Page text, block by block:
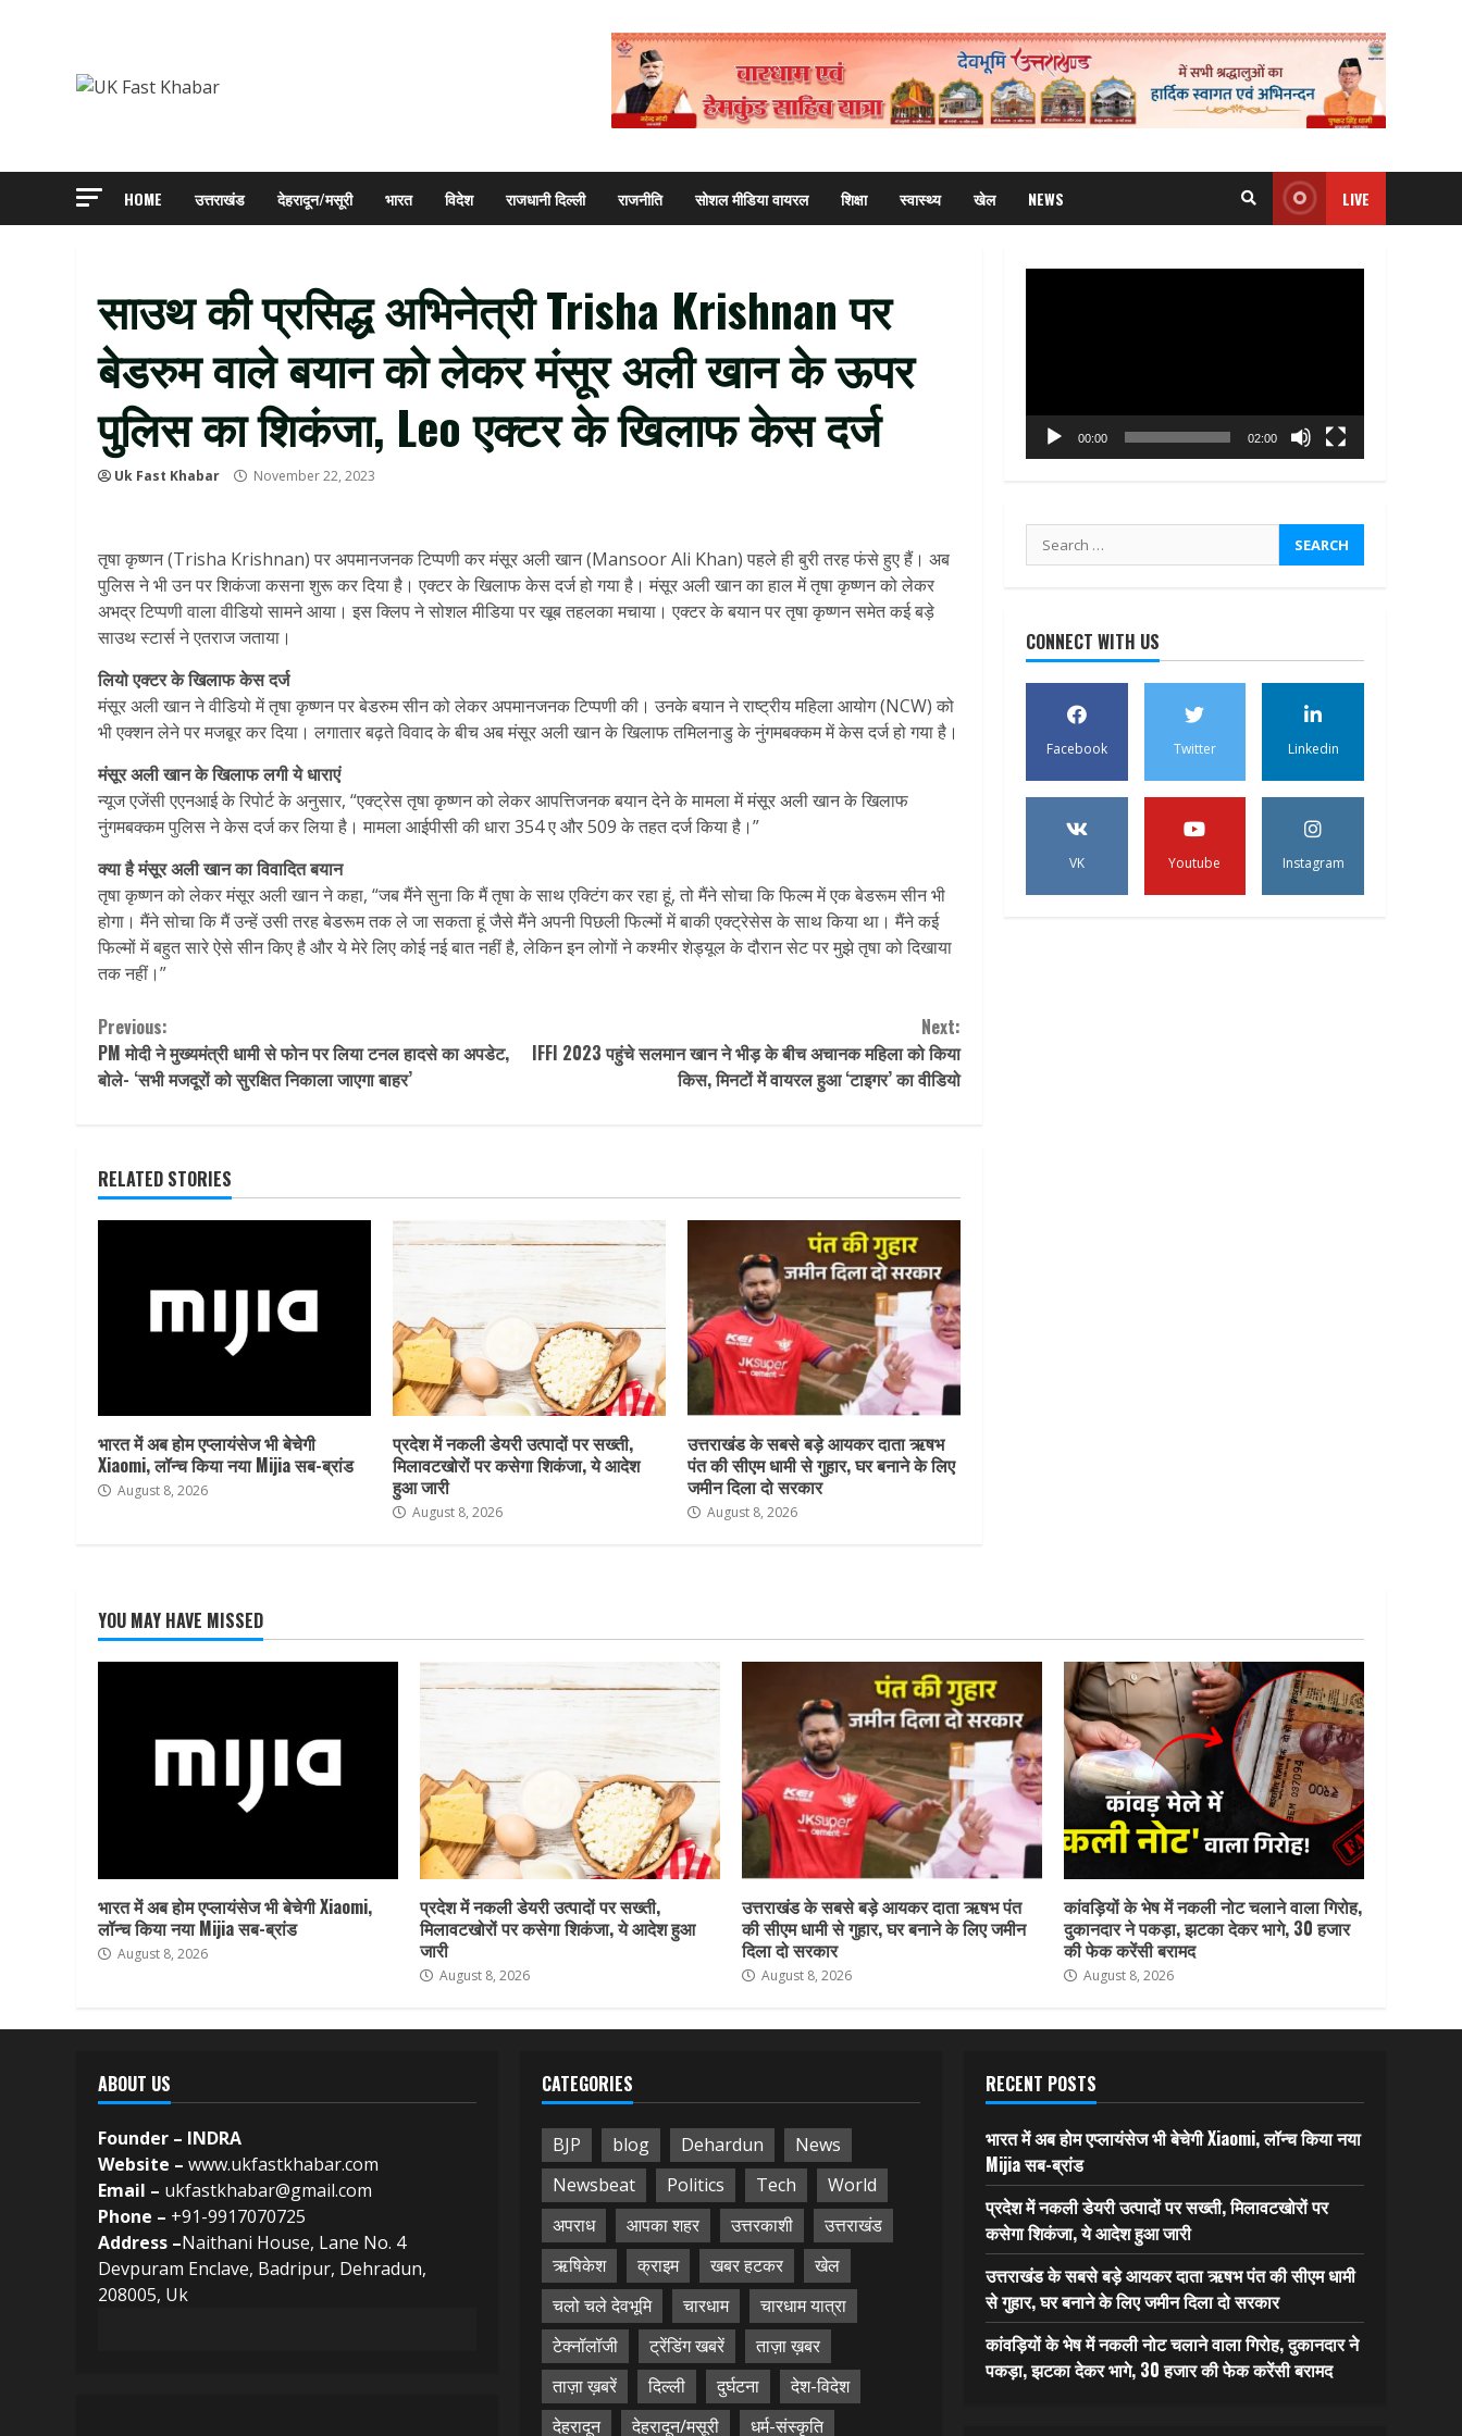
HOME उत्तराखंड देहरादून/मसूरी भारत विदेश राजधानी दिल्ली राजनीति सोशल मीडिया वायरल शिक्षा स्वास्थ्य खेल NEWS LIVE
साउथ की प्रसिद्ध अभिनेत्री Trisha Krishnan पर
बेडरुम वाले बयान को लेकर मंसूर अली खान के ऊपर
पुलिस का शिकंजा, Leo एक्टर के खिलाफ केस दर्ज
Uk Fast Khabar November 22, 2023
तृषा कृष्णन (Trisha Krishnan) पर अपमानजनक टिप्पणी कर मंसूर अली खान (Mansoor Ali Khan) पहले ही बुरी तरह फंसे हुए हैं। अब
पुलिस ने भी उन पर शिकंजा कसना शुरू कर दिया है। एक्टर के खिलाफ केस दर्ज हो गया है। मंसूर अली खान का हाल में तृषा कृष्णन को लेकर
अभद्र टिप्पणी वाला वीडियो सामने आया। इस क्लिप ने सोशल मीडिया पर खूब तहलका मचाया। एक्टर के बयान पर तृषा कृष्णन समेत कई बड़े
साउथ स्टार्स ने एतराज जताया।
लियो एक्टर के खिलाफ केस दर्ज
मंसूर अली खान ने वीडियो में तृषा कृष्णन पर बेडरुम सीन को लेकर अपमानजनक टिप्पणी की। उनके बयान ने राष्ट्रीय महिला आयोग (NCW) को
भी एक्शन लेने पर मजबूर कर दिया। लगातार बढ़ते विवाद के बीच अब मंसूर अली खान के खिलाफ तमिलनाडु के नुंगमबक्कम में केस दर्ज हो गया है।
मंसूर अली खान के खिलाफ लगी ये धाराएं
न्यूज एजेंसी एएनआई के रिपोर्ट के अनुसार, “एक्ट्रेस तृषा कृष्णन को लेकर आपत्तिजनक बयान देने के मामला में मंसूर अली खान के खिलाफ
नुंगमबक्कम पुलिस ने केस दर्ज कर लिया है। मामला आईपीसी की धारा 354 ए और 509 के तहत दर्ज किया है।”
क्या है मंसूर अली खान का विवादित बयान
तृषा कृष्णन को लेकर मंसूर अली खान ने कहा, “जब मैंने सुना कि मैं तृषा के साथ एक्टिंग कर रहा हूं, तो मैंने सोचा कि फिल्म में एक बेडरूम सीन भी
होगा। मैंने सोचा कि मैं उन्हें उसी तरह बेडरूम तक ले जा सकता हूं जैसे मैंने अपनी पिछली फिल्मों में बाकी एक्ट्रेसेस के साथ किया था। मैंने कई
फिल्मों में बहुत सारे ऐसे सीन किए है और ये मेरे लिए कोई नई बात नहीं है, लेकिन इन लोगों ने कश्मीर शेड्यूल के दौरान सेट पर मुझे तृषा को दिखाया
तक नहीं।”
Continue
Reading
Previous:
PM मोदी ने मुख्यमंत्री धामी से फोन पर लिया टनल हादसे का अपडेट,
बोले- ‘सभी मजदूरों को सुरक्षित निकाला जाएगा बाहर’
Next:
IFFI 2023 पहुंचे सलमान खान ने भीड़ के बीच अचानक महिला को किया
किस, मिनटों में वायरल हुआ ‘टाइगर’ का वीडियो
RELATED STORIES
भारत में अब होम एप्लायंसेज भी बेचेगी
Xiaomi, लॉन्च किया नया Mijia सब-ब्रांड
August 8, 2026
प्रदेश में नकली डेयरी उत्पादों पर सख्ती,
मिलावटखोरों पर कसेगा शिकंजा, ये आदेश
हुआ जारी
August 8, 2026
उत्तराखंड के सबसे बड़े आयकर दाता ऋषभ
पंत की सीएम धामी से गुहार, घर बनाने के लिए
जमीन दिला दो सरकार
August 8, 2026
00:00 02:00
Search
for:
CONNECT WITH US
Facebook Twitter Linkedin
VK Youtube Instagram
YOU MAY HAVE MISSED
भारत में अब होम एप्लायंसेज भी बेचेगी Xiaomi,
लॉन्च किया नया Mijia सब-ब्रांड
August 8, 2026
प्रदेश में नकली डेयरी उत्पादों पर सख्ती,
मिलावटखोरों पर कसेगा शिकंजा, ये आदेश हुआ
जारी
August 8, 2026
उत्तराखंड के सबसे बड़े आयकर दाता ऋषभ पंत
की सीएम धामी से गुहार, घर बनाने के लिए जमीन
दिला दो सरकार
August 8, 2026
कांवड़ियों के भेष में नकली नोट चलाने वाला गिरोह,
दुकानदार ने पकड़ा, झटका देकर भागे, 30 हजार
की फेक करेंसी बरामद
August 8, 2026
ABOUT US
Founder – INDRA
Website – www.ukfastkhabar.com
Email – ukfastkhabar@gmail.com
Phone – +91-9917070725
Address –Naithani House, Lane No. 4
Devpuram Enclave, Badripur, Dehradun,
208005, Uk
CATEGORIES
BJP blog Dehardun
News
Newsbeat
Politics Tech
World
अपराध
आपका शहर उत्तरकाशी
उत्तराखंड
ऋषिकेश
क्राइम खबर हटकर
खेल
चलो चले देवभूमि
चारधाम
चारधाम यात्रा
टेक्नॉलॉजी
ट्रेंडिंग खबरें
ताज़ा ख़बर
ताज़ा ख़बरें
दिल्ली दुर्घटना
देश-विदेश
देहरादून
देहरादून/मसूरी धर्म-संस्कृति
RECENT POSTS
भारत में अब होम एप्लायंसेज भी बेचेगी Xiaomi, लॉन्च किया नया
Mijia सब-ब्रांड
प्रदेश में नकली डेयरी उत्पादों पर सख्ती, मिलावटखोरों पर
कसेगा शिकंजा, ये आदेश हुआ जारी
उत्तराखंड के सबसे बड़े आयकर दाता ऋषभ पंत की सीएम धामी
से गुहार, घर बनाने के लिए जमीन दिला दो सरकार
कांवड़ियों के भेष में नकली नोट चलाने वाला गिरोह, दुकानदार ने
पकड़ा, झटका देकर भागे, 30 हजार की फेक करेंसी बरामद